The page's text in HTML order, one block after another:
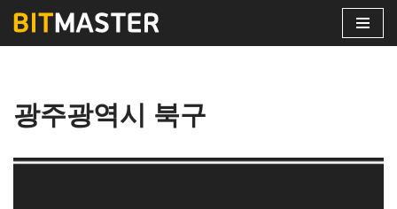
콘
로
건
광주광역시 북구